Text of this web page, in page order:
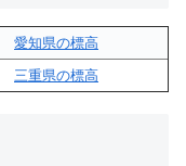
愛知県の標高
三重県の標高